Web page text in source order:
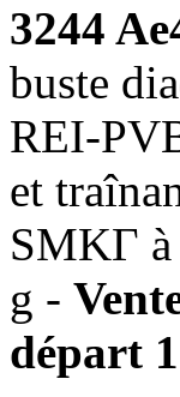
3244
buste
REI-
et
SMKΓ
g -
départ